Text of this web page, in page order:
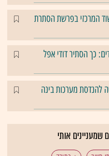
המרכזי בפרשת הסתרת
כך הסתיר דודי אפל
להנדסת מערכות בינה
שמעניינים אותי